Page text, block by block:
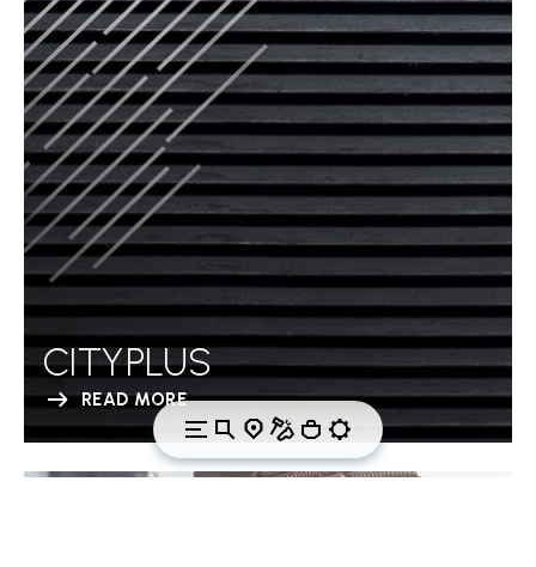
CITYPLUS
READ MORE